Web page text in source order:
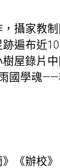
，攝家教
遍布近
樹屋錄片
國學魂——
《辦校